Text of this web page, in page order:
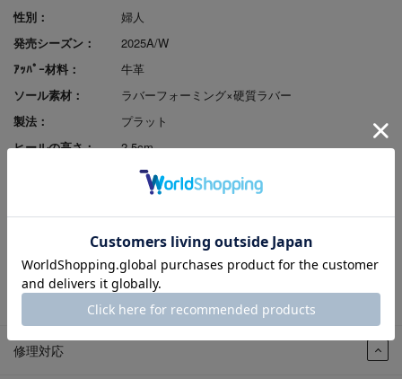
性別：
婦人
発売シーズン：
2025A/W
ｱｯﾊﾟｰ材料：
牛革
ソール素材：
ラバーフォーミング×硬質ラバー
製法：
プラット
ヒールの高さ：
2.5cm
バングラデシュ
返品サイズ交換：
可
試着申込可否：
否
修理対応